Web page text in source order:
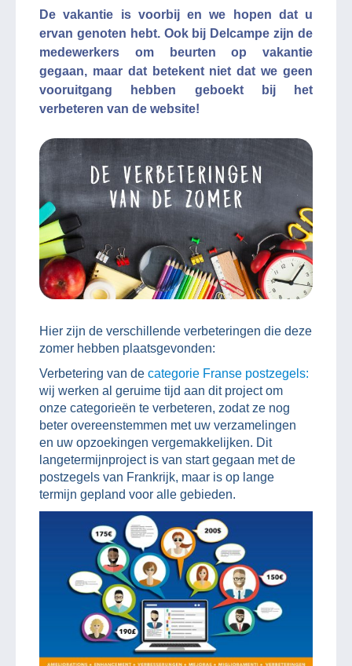
De vakantie is voorbij en we hopen dat u
ervan genoten hebt. Ook bij Delcampe zijn de
medewerkers om beurten op vakantie
gegaan, maar dat betekent niet dat we geen
vooruitgang hebben geboekt bij het
verbeteren van de website!
Hier zijn de verschillende verbeteringen die deze
zomer hebben plaatsgevonden:
Verbetering van de categorie Franse postzegels:
wij werken al geruime tijd aan dit project om
onze categorieën te verbeteren, zodat ze nog
beter overeenstemmen met uw verzamelingen
en uw opzoekingen vergemakkelijken. Dit
langetermijnproject is van start gegaan met de
postzegels van Frankrijk, maar is op lange
termijn gepland voor alle gebieden.